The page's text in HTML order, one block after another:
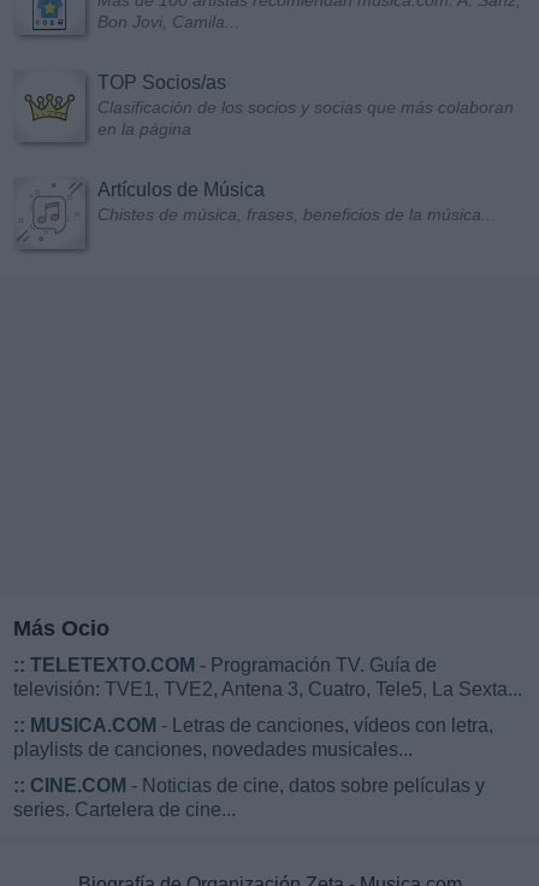
Bon Jovi, Camila...
TOP Socios/as
Clasificación de los socios y socias que más colaboran
en la página
Artículos de Música
Chistes de música, frases, beneficios de la música...
Más Ocio
:: TELETEXTO.COM - Programación TV. Guía de
televisión: TVE1, TVE2, Antena 3, Cuatro, Tele5, La Sexta...
:: MUSICA.COM - Letras de canciones, vídeos con letra,
playlists de canciones, novedades musicales...
:: CINE.COM - Noticias de cine, datos sobre películas y
series. Cartelera de cine...